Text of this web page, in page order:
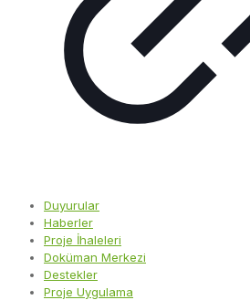
Duyurular
Haberler
Proje İhaleleri
Doküman Merkezi
Destekler
Proje Uygulama